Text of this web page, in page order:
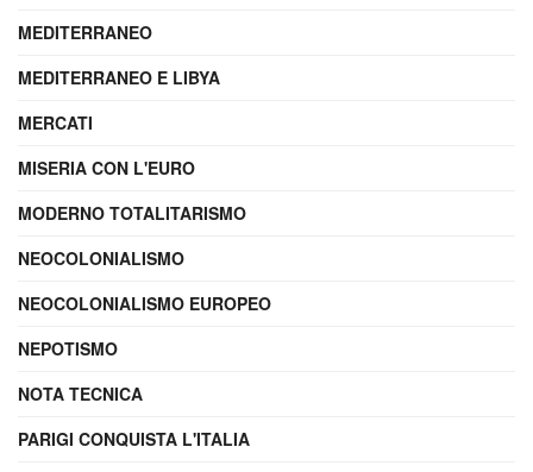
MEDITERRANEO
MEDITERRANEO E LIBYA
MERCATI
MISERIA CON L'EURO
MODERNO TOTALITARISMO
NEOCOLONIALISMO
NEOCOLONIALISMO EUROPEO
NEPOTISMO
NOTA TECNICA
PARIGI CONQUISTA L'ITALIA